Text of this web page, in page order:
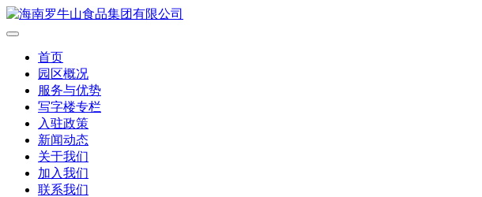
首页
园区概况
服务与优势
写字楼专栏
入驻政策
新闻动态
关于我们
加入我们
联系我们